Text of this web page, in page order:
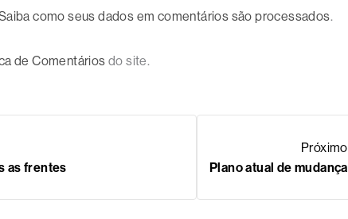
como seus dados em comentários são processados.
de Comentários do site.
as frentes
Próximo
Plano atual de mudança